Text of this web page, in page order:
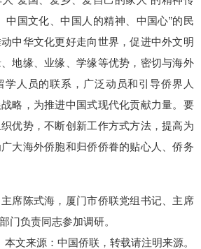
中国文化、中国人的精神、中国心”的民
中华文化更好走向世界，促进中外文明
地缘、业缘、学缘等优势，密切与海外
学人员的联系，广泛动员和引导侨界人
略，为推进中国式现代化贡献力量。要
优势，不断创新工作方式方法，提高为
大海外侨胞和归侨侨眷的贴心人、侨务
席陈式海，厦门市侨联党组书记、主席
门负责同志参加调研。
本文来源：中国侨联，转载请注明来源。